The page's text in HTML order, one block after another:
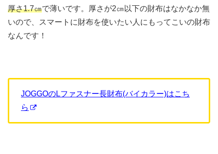
厚さ1.7㎝で薄いです。厚さが2㎝以下の財布はなかなか無
いので、スマートに財布を使いたい人にもってこいの財布
なんです！
JOGGOのLファスナー長財布(バイカラー)はこち
ら